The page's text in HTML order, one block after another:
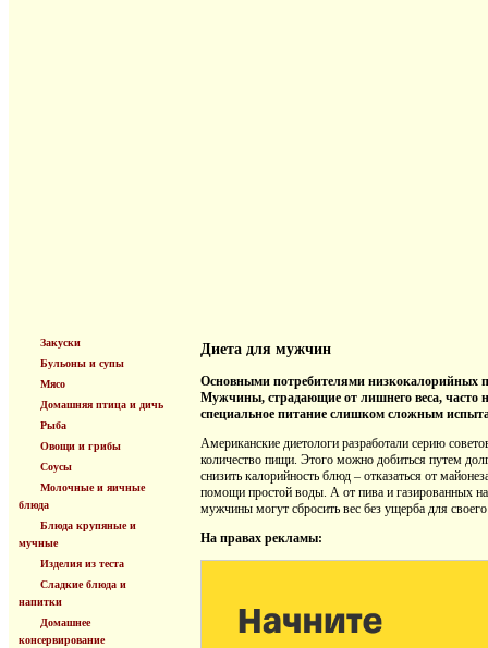
Закуски
Бульоны и супы
Мясо
Домашняя птица и дичь
Рыба
Овощи и грибы
Соусы
Молочные и яичные
блюда
Блюда крупяные и
мучные
Изделия из теста
Сладкие блюда и
напитки
Домашнее
консервирование
Диета для мужчин
Основными потребителями низкокалорийных
Мужчины, страдающие от лишнего веса, часто
специальное питание слишком сложным
Американские диетологи разработали серию
количество пищи. Этого можно добиться путем
снизить калорийность блюд – отказаться от
помощи простой воды. А от пива и газированных
мужчины могут сбросить вес без ущерба для своего
На правах рекламы: